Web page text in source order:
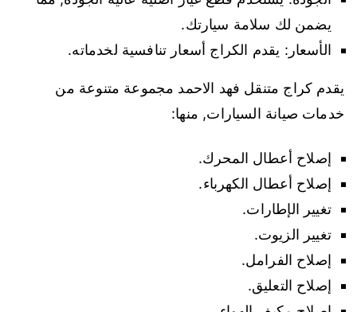
يضمن لك سلامة سيارتك.
الأسعار: يقدم الكراج أسعار تنافسية لخدماته.
يقدم كراج متنقل فهد الاحمد مجموعة متنوعة من
خدمات صيانة السيارات, منها:
إصلاح أعطال المحرك.
إصلاح أعطال الكهرباء.
تغيير الإطارات.
تغيير الزيوت.
إصلاح الفرامل.
إصلاح التعليق.